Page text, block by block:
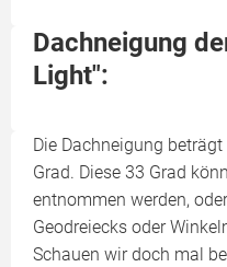
Dachneigung
Light":
Die Dachneigung
Grad. Diese 33 Grad
entnommen werden,
Geodreiecks oder
Schauen wir doch mal